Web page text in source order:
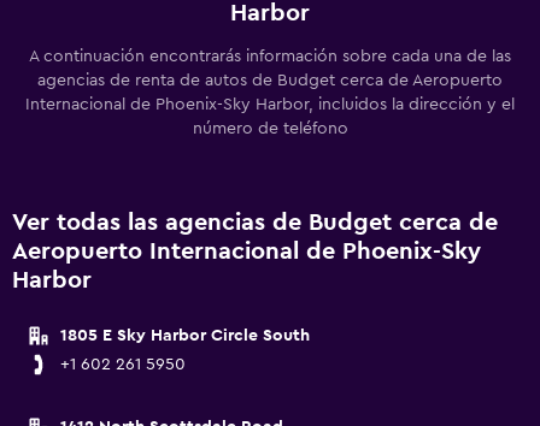
Harbor
A continuación encontrarás información sobre cada una de las
agencias de renta de autos de Budget cerca de Aeropuerto
Internacional de Phoenix-Sky Harbor, incluidos la dirección y el
número de teléfono
Ver todas las agencias de Budget cerca de
Aeropuerto Internacional de Phoenix-Sky
Harbor
1805 E Sky Harbor Circle South
+1 602 261 5950